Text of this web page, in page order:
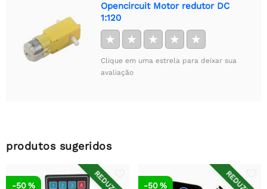
Opencircuit Motor redutor DC
1:120
★ ★ ★ ★ ★
Clique em uma estrela para deixar sua
avaliação
produtos sugeridos
-50 % -50 %